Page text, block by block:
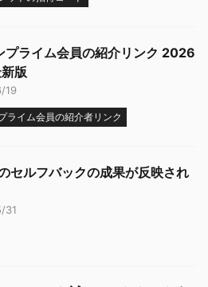
プライム会員の紹介リンク 2026
版
19
ライム会員の紹介者リンク
セルフバックの成果が反映され
31